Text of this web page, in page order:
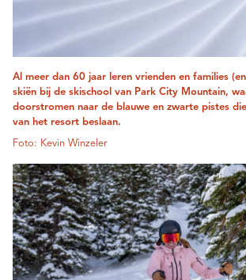
Al meer dan 60 jaar leren vrienden en families
skiën bij de skischool van Park City Mountain,
doorstromen naar de blauwe en zwarte pistes
van het resort beslaan.
Foto: Kevin Winzeler